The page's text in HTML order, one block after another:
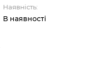
Наявність:
В наявності